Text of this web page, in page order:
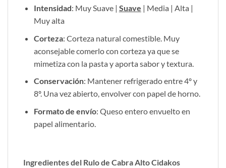
Intensidad: Muy Suave | Suave | Media | Alta |
Muy alta
Corteza: Corteza natural comestible. Muy
aconsejable comerlo con corteza ya que se
mimetiza con la pasta y aporta sabor y textura.
Conservación: Mantener refrigerado entre 4º y
8º. Una vez abierto, envolver con papel de horno.
Formato de envío: Queso entero envuelto en
papel alimentario.
Ingredientes del Rulo de Cabra Alto Cidakos